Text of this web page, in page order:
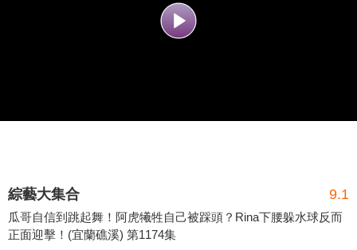
綜藝大集合 9.1
瓜哥自信到跳起舞！阿虎犧牲自己被踩頭？Rina下腰躲水球反而
正面迎擊！(宜蘭礁溪) 第1174集